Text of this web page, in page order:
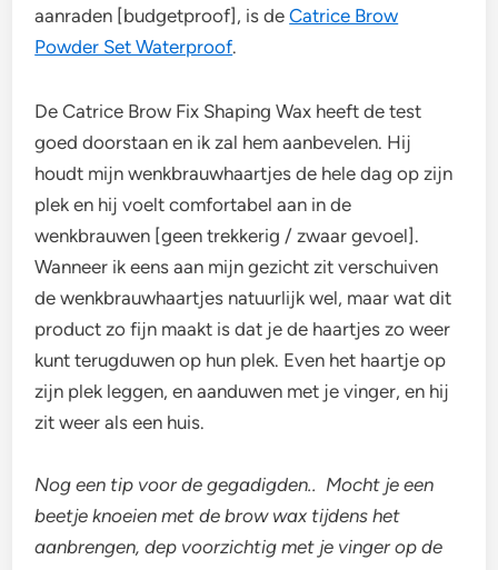
aanraden [budgetproof], is deCatrice Brow
Powder Set Waterproof.
De Catrice Brow Fix Shaping Wax heeft de test
goed doorstaan en ik zal hem aanbevelen. Hij
houdt mijn wenkbrauwhaartjes de hele dag op zijn
plek en hij voelt comfortabel aan in de
wenkbrauwen [geen trekkerig / zwaar gevoel].
Wanneer ik eens aan mijn gezicht zit verschuiven
de wenkbrauwhaartjes natuurlijk wel, maar wat dit
product zo fijn maakt is dat je de haartjes zo weer
kunt terugduwen op hun plek. Even het haartje op
zijn plek leggen, en aanduwen met je vinger, en hij
zit weer als een huis.
Nog een tip voor de gegadigden.. Mocht je een
beetje knoeien met de brow wax tijdens het
aanbrengen, dep voorzichtig met je vinger op de